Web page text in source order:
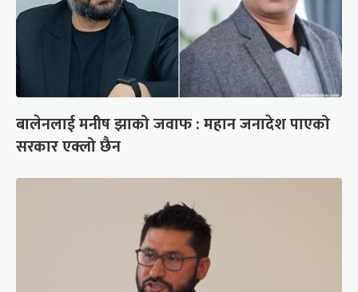
बालेनलाई मनीष झाको जवाफ : महान जनादेश पाएको
सरकार एक्लो छैन